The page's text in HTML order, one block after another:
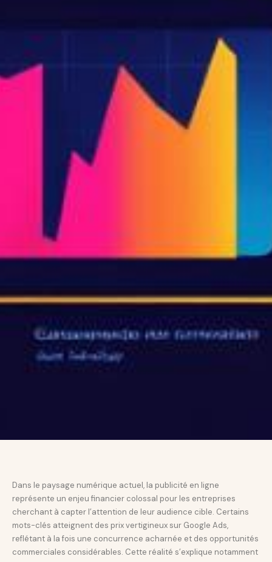
Dans le paysage numérique actuel, la publicité en ligne
représente un enjeu financier colossal pour les entreprises
cherchant à capter l’attention de leur audience cible. Certains
mots-clés atteignent des prix vertigineux sur Google Ads,
reflétant à la fois une concurrence acharnée et des opportunités
commerciales considérables. Cette réalité s’explique notamment